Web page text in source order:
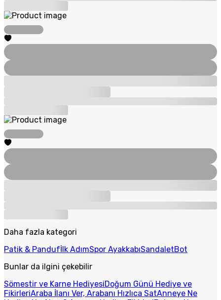
Daha fazla kategori
Patik & Pandufİlk AdımSpor AyakkabıSandaletBot
Bunlar da ilgini çekebilir
Sömestir ve Karne HediyesiDoğum Günü Hediye ve
FikirleriAraba İlanı Ver, Arabanı Hızlıca SatAnneye Ne